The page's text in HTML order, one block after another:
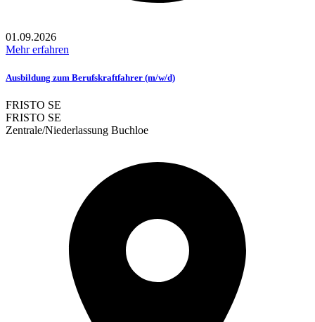
01.09.2026
Mehr erfahren
Ausbildung zum Berufskraftfahrer (m/w/d)
FRISTO SE
FRISTO SE
Zentrale/Niederlassung Buchloe